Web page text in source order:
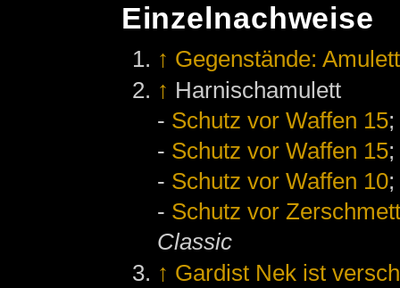
Einzelnachweise
↑ Gegenstände:
↑ Harnischamulett
- Schutz vor Waffen 15
- Schutz vor Waffen 15
- Schutz vor Waffen 10
- Schutz vor
Classic
↑ Gardist Nek ist